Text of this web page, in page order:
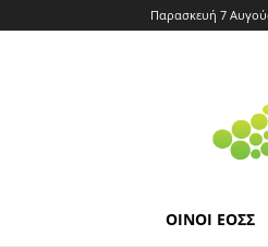
Παρασκευή 7
ΟΙΝΟΙ ΕΟΣΣ